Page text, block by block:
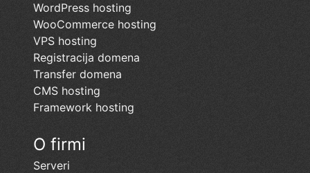
WordPress hosting
WooCommerce hosting
VPS hosting
Registracija domena
Transfer domena
CMS hosting
Framework hosting
O firmi
Serveri